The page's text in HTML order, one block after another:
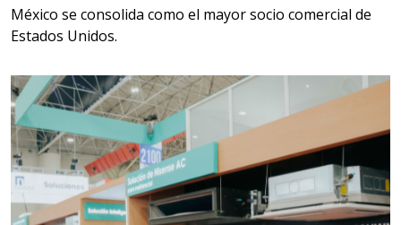
Aplicar al Requerimiento
Empresa en Estado de México
Requiere:
SCRAP
Especificaciones:
Somos Proveedores de GESTION
México se consolida como el mayor socio comercial de
Estados Unidos.